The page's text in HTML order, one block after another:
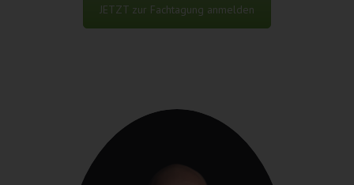
JETZT zur Fachtagung anmelden